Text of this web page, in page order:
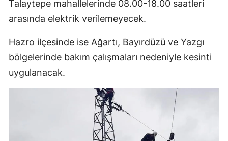
Talaytepe mahallelerinde 08.00-18.00 saatleri
arasında elektrik verilemeyecek.
Hazro ilçesinde ise Ağartı, Bayırdüzü ve Yazgı
bölgelerinde bakım çalışmaları nedeniyle kesinti
uygulanacak.